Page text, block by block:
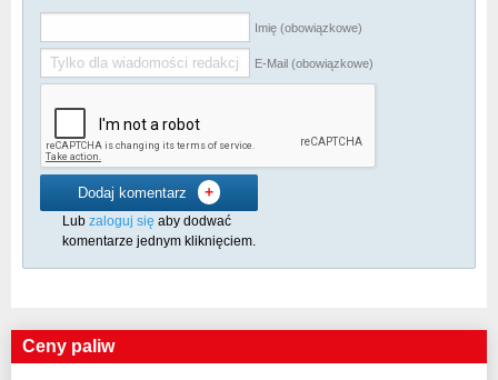
Imię (obowiązkowe)
E-Mail (obowiązkowe)
Dodaj komentarz +
Lub zaloguj się aby dodwać
komentarze jednym kliknięciem.
Ceny paliw